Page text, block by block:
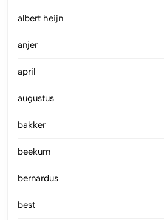
albert heijn
anjer
april
augustus
bakker
beekum
bernardus
best